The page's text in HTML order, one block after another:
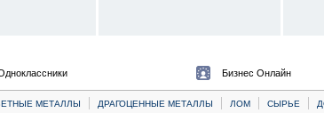
Бизнес Онлайн
МЕТАЛЛЫ | ДРАГОЦЕННЫЕ МЕТАЛЛЫ | ЛОМ | CЫРЬЕ |